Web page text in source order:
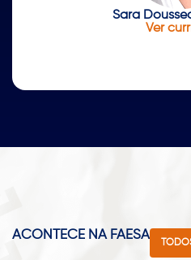
Sara
Ver
ACONTECE NA FAESA